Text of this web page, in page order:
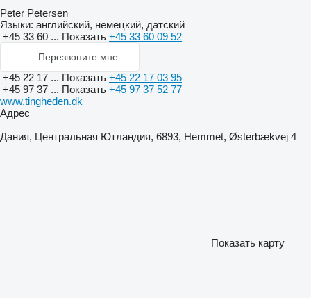
Peter Petersen
Языки: английский, немецкий, датский
+45 33 60 ... Показать +45 33 60 09 52
Перезвоните мне
+45 22 17 ... Показать +45 22 17 03 95
+45 97 37 ... Показать +45 97 37 52 77
www.tingheden.dk
Адрес
Дания, Центральная Ютландия, 6893, Hemmet, Østerbækvej 4
Показать карту